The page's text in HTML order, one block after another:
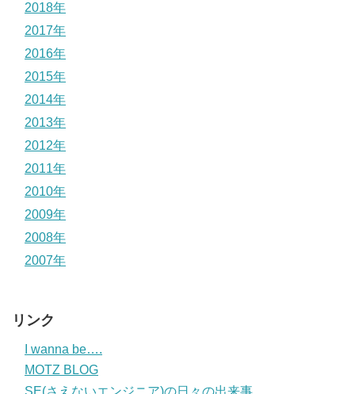
2018年
2017年
2016年
2015年
2014年
2013年
2012年
2011年
2010年
2009年
2008年
2007年
リンク
I wanna be….
MOTZ BLOG
SE(さえないエンジニア)の日々の出来事